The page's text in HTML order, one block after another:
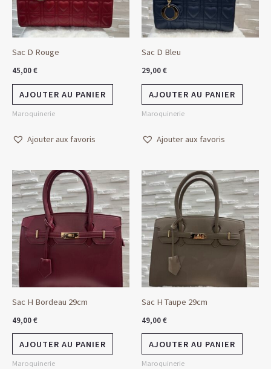
Sac D Rouge
45,00€
AJOUTER AU PANIER
Maroquinerie
Ajouter aux favoris
Sac D Bleu
29,00€
AJOUTER AU PANIER
Maroquinerie
Ajouter aux favoris
Sac H Bordeau 29cm
49,00€
AJOUTER AU PANIER
Maroquinerie
Sac H Taupe 29cm
49,00€
AJOUTER AU PANIER
Maroquinerie